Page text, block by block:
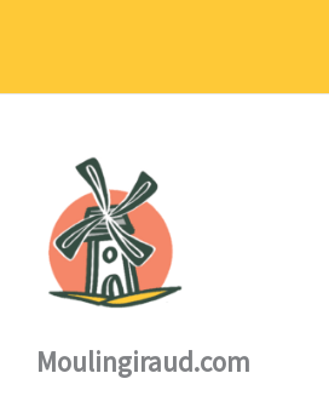
Moulingiraud.com